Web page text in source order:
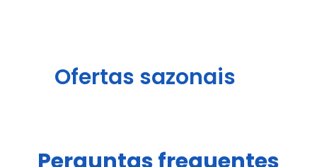
Ofertas sazonais
Perguntas frequentes